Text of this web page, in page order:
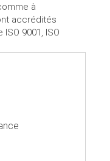
à
accrédités
9001, ISO